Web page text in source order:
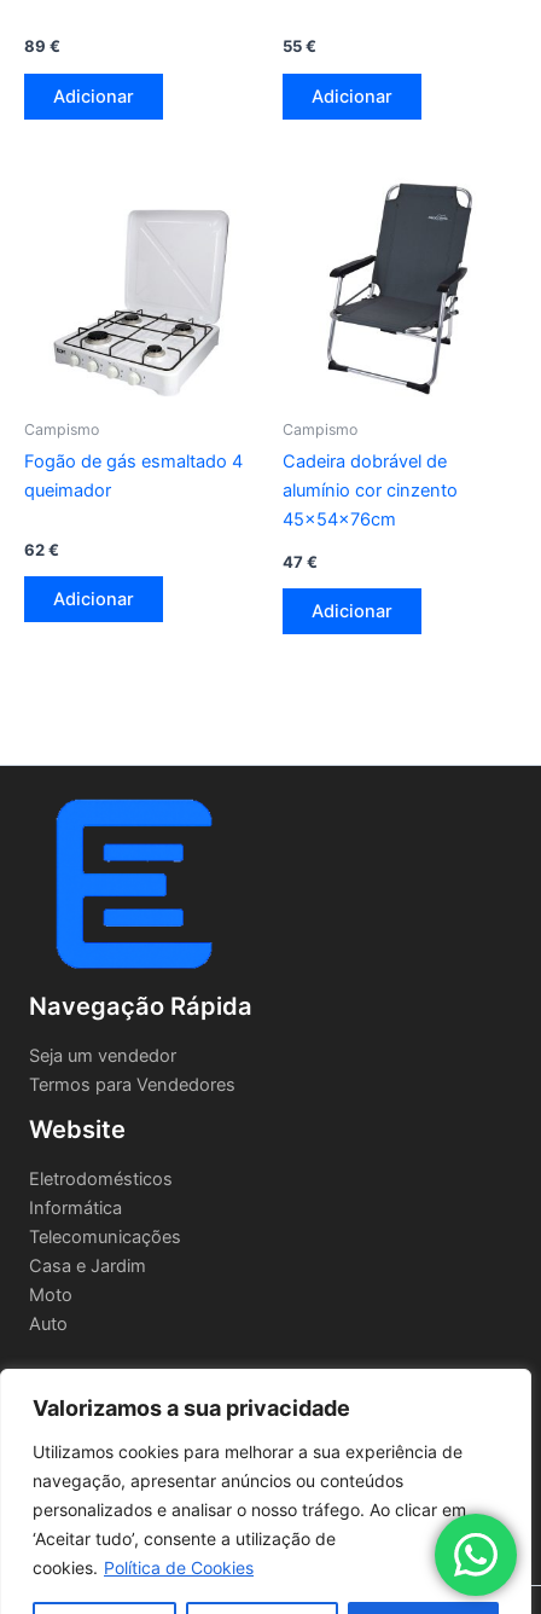
Valorizamos a sua privacidade
Utilizamos cookies para melhorar a sua experiência de
navegação, apresentar anúncios ou conteúdos
personalizados e analisar o nosso tráfego. Ao clicar em
‘Aceitar tudo’, consente a utilização de
cookies. Política de Cookies
89 €
Adicionar
55€
Adicionar
Campismo
Fogão de gás esmaltado 4
queimador
62€
Adicionar
Campismo
Cadeira dobrável de
alumínio cor cinzento
45x54x76cm
47€
Adicionar
Navegação Rápida
Seja um vendedor
Termos para Vendedores
Website
Eletrodomésticos
Informática
Telecomunicações
Casa e Jardim
Moto
Auto
Informações Legais
Política de privacidade
Termos e Condições
Política de Envio e Devoluções